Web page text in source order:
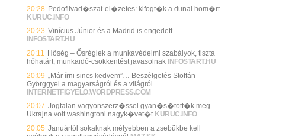
20:28 Pedofilvad�szat-el�zetes: kifogt�k a dunai hom�rt
KURUC.INFO
20:23 Vinícius Júnior és a Madrid is engedett
INFOSTART.HU
20:11 Hőség – Ősrégiek a munkavédelmi szabályok, tiszta
hőhatárt, munkaidő-csökkentést javasolnak INFOSTART.HU
20:09
„Már írni sincs kedvem”… Beszélgetés Stoffán
Györggyel a magyarságról és a világról
INTERNETFIGYELO.WORDPRESS.COM
20:07 Jogtalan vagyonszerz�ssel gyan�s�tott�k meg
Ukrajna volt washingtoni nagyk�vet�t KURUC.INFO
20:05 Januártól sokaknak mélyebben a zsebükbe kell